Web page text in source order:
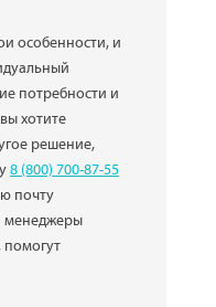
особенности, и
потребности и
хотите
решение,
8 (800) 700-87-55
почту
менеджеры
помогут